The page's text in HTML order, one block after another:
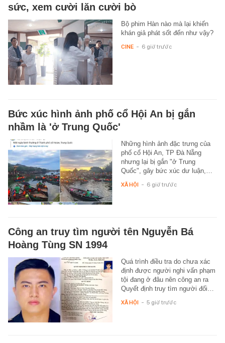
sức, xem cười lăn cười bò
Bộ phim Hàn nào mà lại khiến
khán giả phát sốt đến như vậy?
CINE - 6 giờ trước
Bức xúc hình ảnh phố cổ Hội An bị gắn
nhầm là 'ở Trung Quốc'
Những hình ảnh đặc trưng của
phố cổ Hội An, TP Đà Nẵng
nhưng lại bị gắn "ở Trung
Quốc", gây bức xúc dư luận,…
XÃ HỘI - 6 giờ trước
Công an truy tìm người tên Nguyễn Bá
Hoàng Tùng SN 1994
Quá trình điều tra do chưa xác
định được người nghi vấn phạm
tội đang ở đâu nên công an ra
Quyết định truy tìm người đối…
XÃ HỘI - 5 giờ trước